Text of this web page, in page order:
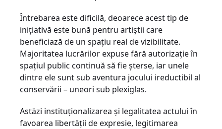
Întrebarea este dificilă, deoarece acest tip de
inițiativă este bună pentru artiștii care
beneficiază de un spațiu real de vizibilitate.
Majoritatea lucrărilor expuse fără autorizație în
spațiul public continuă să fie șterse, iar unele
dintre ele sunt sub aventura jocului ireductibil al
conservării – uneori sub plexiglas.
Astăzi instituționalizarea și legalitatea actului în
favoarea libertății de expresie, legitimarea